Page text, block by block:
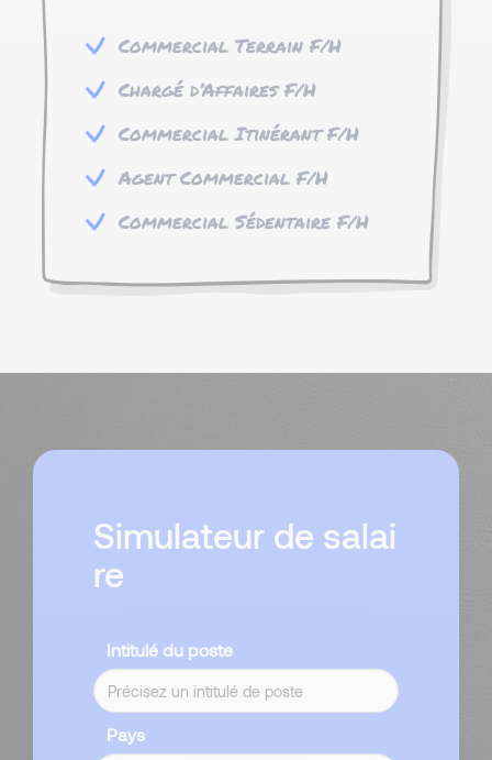
Commercial Terrain F/H
Chargé d’Affaires F/H
Commercial Itinérant F/H
Agent Commercial F/H
Commercial Sédentaire F/H
Simulateur de salai
re
Intitulé du poste
Pays